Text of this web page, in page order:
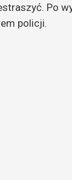
Po
policji.